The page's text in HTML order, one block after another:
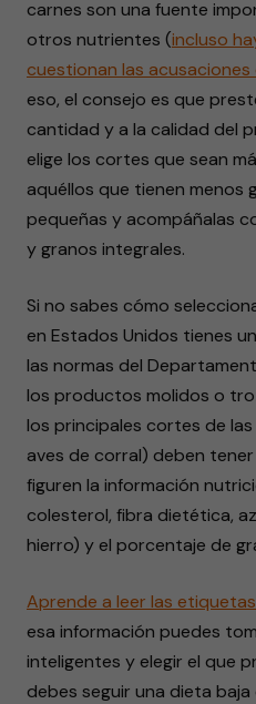
carnes son una fuente
otros nutrientes (incluso
cuestionan las
eso, el consejo es que
cantidad y a la calidad del
elige los cortes que sean
aquéllos que tienen menos
pequeñas y acompáñalas
y granos integrales.
Si no sabes cómo
en Estados Unidos tienes
las normas del
los productos molidos o
los principales cortes de
aves de corral) deben
figuren la información
colesterol, fibra dietética,
hierro) y el porcentaje de
Aprende a leer las
esa información puedes
inteligentes y elegir el que
debes seguir una dieta